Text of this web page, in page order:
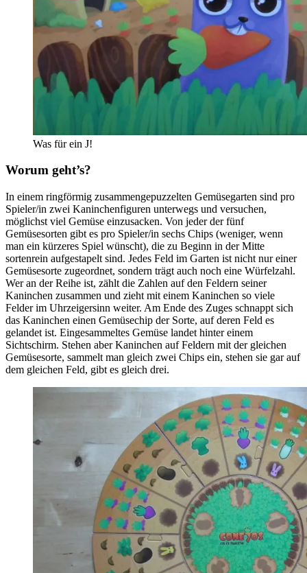
Was für ein J!
Worum geht’s?
In einem ringförmig zusammengepuzzelten Gemüsegarten sind pro
Spieler/in zwei Kaninchenfiguren unterwegs und versuchen,
möglichst viel Gemüse einzusacken. Von jeder der fünf
Gemüsesorten gibt es pro Spieler/in sechs Chips (weniger, wenn
man ein kürzeres Spiel wünscht), die zu Beginn in der Mitte
sortenrein aufgestapelt sind. Jedes Feld im Garten ist nicht nur einer
Gemüsesorte zugeordnet, sondern trägt auch noch eine Würfelzahl.
Wer an der Reihe ist, zählt die Zahlen auf den Feldern seiner
Kaninchen zusammen und zieht mit einem Kaninchen so viele
Felder im Uhrzeigersinn weiter. Am Ende des Zuges schnappt sich
das Kaninchen einen Gemüsechip der Sorte, auf deren Feld es
gelandet ist. Eingesammeltes Gemüse landet hinter einem
Sichtschirm. Stehen aber Kaninchen auf Feldern mit der gleichen
Gemüsesorte, sammelt man gleich zwei Chips ein, stehen sie gar auf
dem gleichen Feld, gibt es gleich drei.